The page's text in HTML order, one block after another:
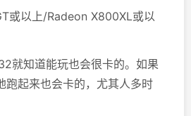
以上/Radeon X800XL或以
知道能玩也会很卡的。如果
跑起来也会卡的，尤其人多时